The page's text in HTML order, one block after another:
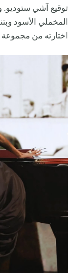
توقيع آشي ستوديو.
المخملي الأسود
اختارته من مجموعة